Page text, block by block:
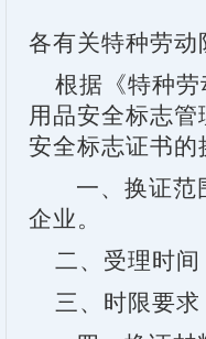
各有关特种劳动
根据《特种劳
用品安全标志
安全标志证书
一、换证范
企业。
二、受理时间
三、时限要求